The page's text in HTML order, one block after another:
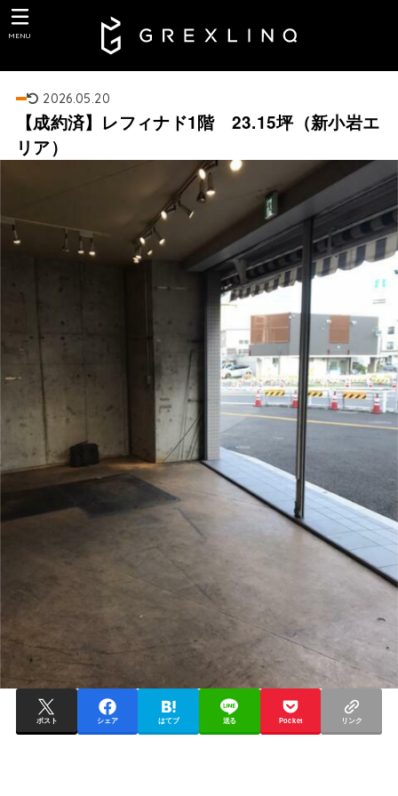
MENU
2026.05.20
【成約済】レフィナド1階 23.15坪（新小岩エ
リア）
ポスト シェア はてブ 送る Pocket リンク